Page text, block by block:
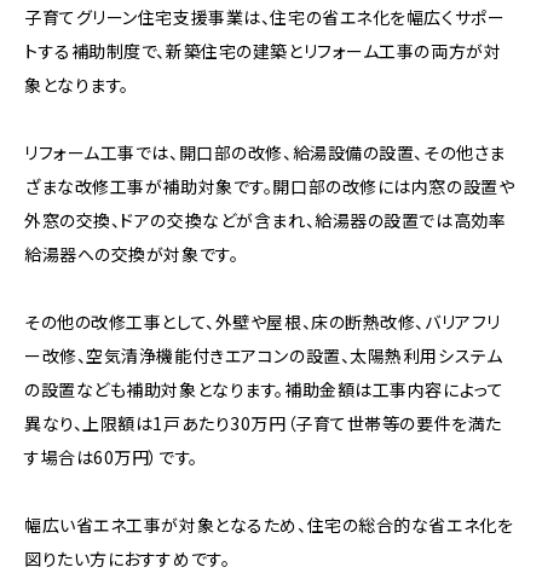
子育てグリーン住宅支援事業は、住宅の省エネ化を幅広くサポー
トする補助制度で、新築住宅の建築とリフォーム工事の両方が対
象となります。
リフォーム工事では、開口部の改修、給湯設備の設置、その他さま
ざまな改修工事が補助対象です。開口部の改修には内窓の設置や
外窓の交換、ドアの交換などが含まれ、給湯器の設置では高効率
給湯器への交換が対象です。
その他の改修工事として、外壁や屋根、床の断熱改修、バリアフリ
ー改修、空気清浄機能付きエアコンの設置、太陽熱利用システム
の設置なども補助対象となります。補助金額は工事内容によって
異なり、上限額は1戸あたり30万円（子育て世帯等の要件を満た
す場合は60万円）です。
幅広い省エネ工事が対象となるため、住宅の総合的な省エネ化を
図りたい方におすすめです。